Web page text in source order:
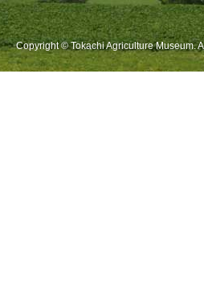
Copyright © Tokachi Agriculture Museum.